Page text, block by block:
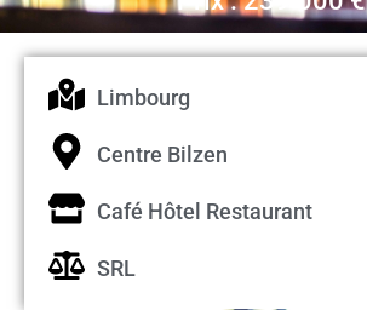
Limbourg
Centre Bilzen
Café Hôtel Restaurant
SRL